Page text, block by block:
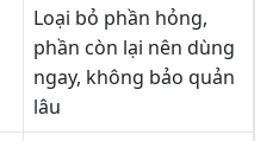
Loại bỏ phần hỏng,
phần còn lại nên dùng
ngay, không bảo quản
lâu